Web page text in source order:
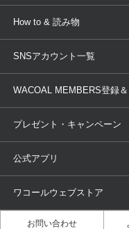
AMPHI
OUR WACOAL
WACOAL Remamma
Licensed Brands
ブラ無料診断
3Dボディスキャン
新着情報
商品回収
ニュース＆トピックス
How to & 読み物
下着の基礎知識
ブラパン
大人の工場見学inベトナム
店舗体験記（マンガ）
SNSアカウント一覧
WACOAL MEMBERS登録
プレゼント・キャンペーン
公式アプリ
ワコールウェブストア
お問い合わせ